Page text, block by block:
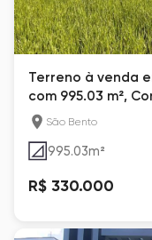
Terreno à venda
com 995.03 m²,
São Bento
995.03m²
R$ 330.000